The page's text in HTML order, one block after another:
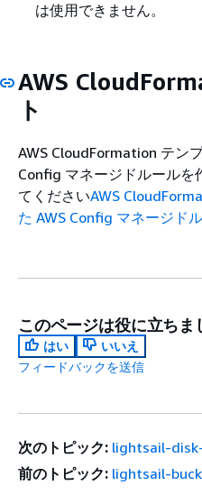
は使用できません。
AWS
ト
AWS CloudFormation テン
Config マネージドルールを
てくださいAWS
た AWS Config マネージド
このページは役に立ちま
はい
いいえ
フィードバックを送信
次のトピック: lightsail-
前のトピック: lightsail-